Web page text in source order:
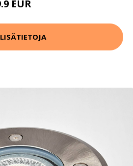
EUR
LISÄTIETOJA